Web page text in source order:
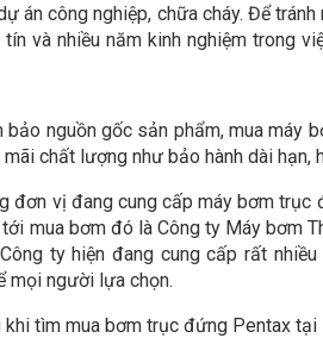
án công nghiệp, chữa cháy. Để
và nhiều năm kinh nghiệm trong
bảo nguồn gốc sản phẩm, mua máy
chất lượng như bảo hành dài hạn,
đơn vị đang cung cấp máy bơm trục
mua bơm đó là Công ty Máy bơm
ty hiện đang cung cấp rất
mọi người lựa chọn.
khi tìm mua bơm trục đứng Pentax